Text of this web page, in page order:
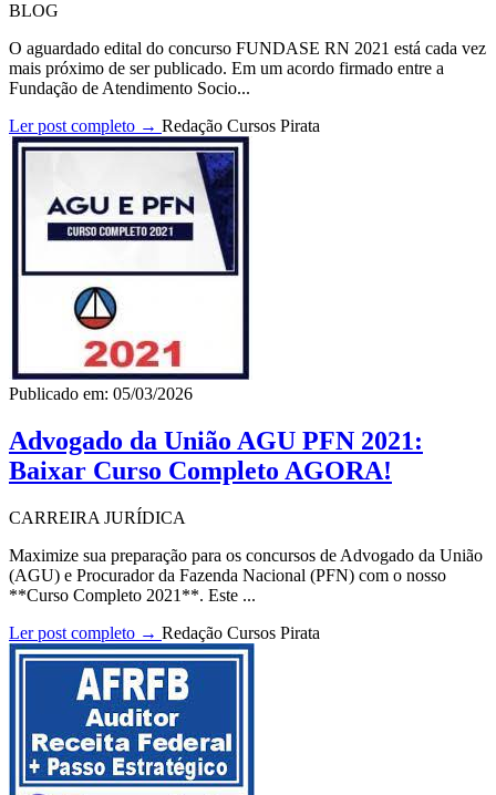
BLOG
O aguardado edital do concurso FUNDASE RN 2021 está cada vez
mais próximo de ser publicado. Em um acordo firmado entre a
Fundação de Atendimento Socio...
Ler post completo → Redação Cursos Pirata
Publicado em: 05/03/2026
Advogado da União AGU PFN 2021:
Baixar Curso Completo AGORA!
CARREIRA JURÍDICA
Maximize sua preparação para os concursos de Advogado da União
(AGU) e Procurador da Fazenda Nacional (PFN) com o nosso
**Curso Completo 2021**. Este ...
Ler post completo → Redação Cursos Pirata